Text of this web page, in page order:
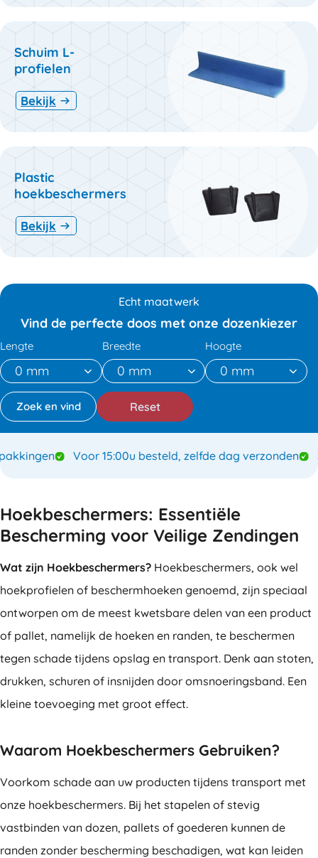
Schuim L-
profielen
Bekijk
Plastic
hoekbeschermers
Bekijk
Echt maatwerk
Vind de perfecte doos met onze dozenkiezer
Lengte Breedte Hoogte
Reset
Voor 15:00u besteld, zelfde dag verzonden
Hoekbeschermers: Essentiële
Bescherming voor Veilige Zendingen
Wat zijn Hoekbeschermers? Hoekbeschermers, ook wel
hoekprofielen of beschermhoeken genoemd, zijn speciaal
ontworpen om de meest kwetsbare delen van een product
of pallet, namelijk de hoeken en randen, te beschermen
tegen schade tijdens opslag en transport. Denk aan stoten,
drukken, schuren of insnijden door omsnoeringsband. Een
kleine toevoeging met groot effect.
Waarom Hoekbeschermers Gebruiken?
Voorkom schade aan uw producten tijdens transport met
onze hoekbeschermers. Bij het stapelen of stevig
vastbinden van dozen, pallets of goederen kunnen de
randen zonder bescherming beschadigen, wat kan leiden